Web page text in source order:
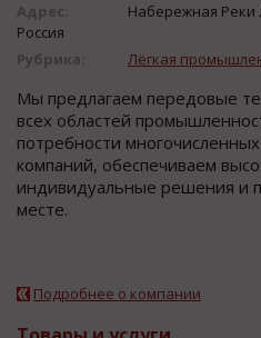
Адрес:
Набережная Реки
Россия
Рубрика:
Лёгкая
Мы предлагаем передовые
всех областей
потребности
компаний, обеспечиваем
индивидуальные решения и
месте.
Подробнее о компании